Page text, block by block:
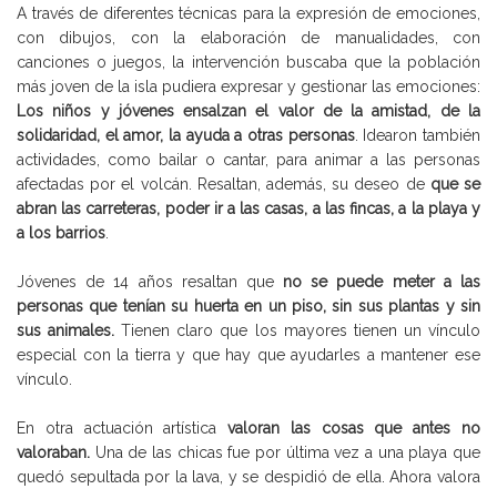
A través de diferentes técnicas para la expresión de emociones,
con dibujos, con la elaboración de manualidades, con
canciones o juegos, la intervención buscaba que la población
más joven de la isla pudiera expresar y gestionar las emociones:
Los niños y jóvenes ensalzan el valor de la amistad, de la
solidaridad, el amor, la ayuda a otras personas. Idearon también
actividades, como bailar o cantar, para animar a las personas
afectadas por el volcán. Resaltan, además, su deseo de que se
abran las carreteras, poder ir a las casas, a las fincas, a la playa y
a los barrios
Jóvenes de 14 años resaltan que no se puede meter a las
personas que tenían su huerta en un piso, sin sus plantas y sin
sus animales.Tienen claro que los mayores tienen un vínculo
especial con la tierra y que hay que ayudarles a mantener ese
vínculo.
En otra actuación artísticavaloran las cosas que antes no
valoraban. Una de las chicas fue por última vez a una playa que
quedó sepultada por la lava, y se despidió de ella. Ahora valora